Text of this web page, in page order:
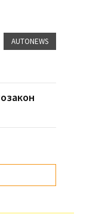
AUTONEWS